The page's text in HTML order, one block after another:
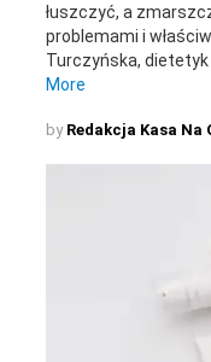
łuszczyć, a
problemami i
Turczyńska, dietetyk
More
by Redakcja Kasa Na